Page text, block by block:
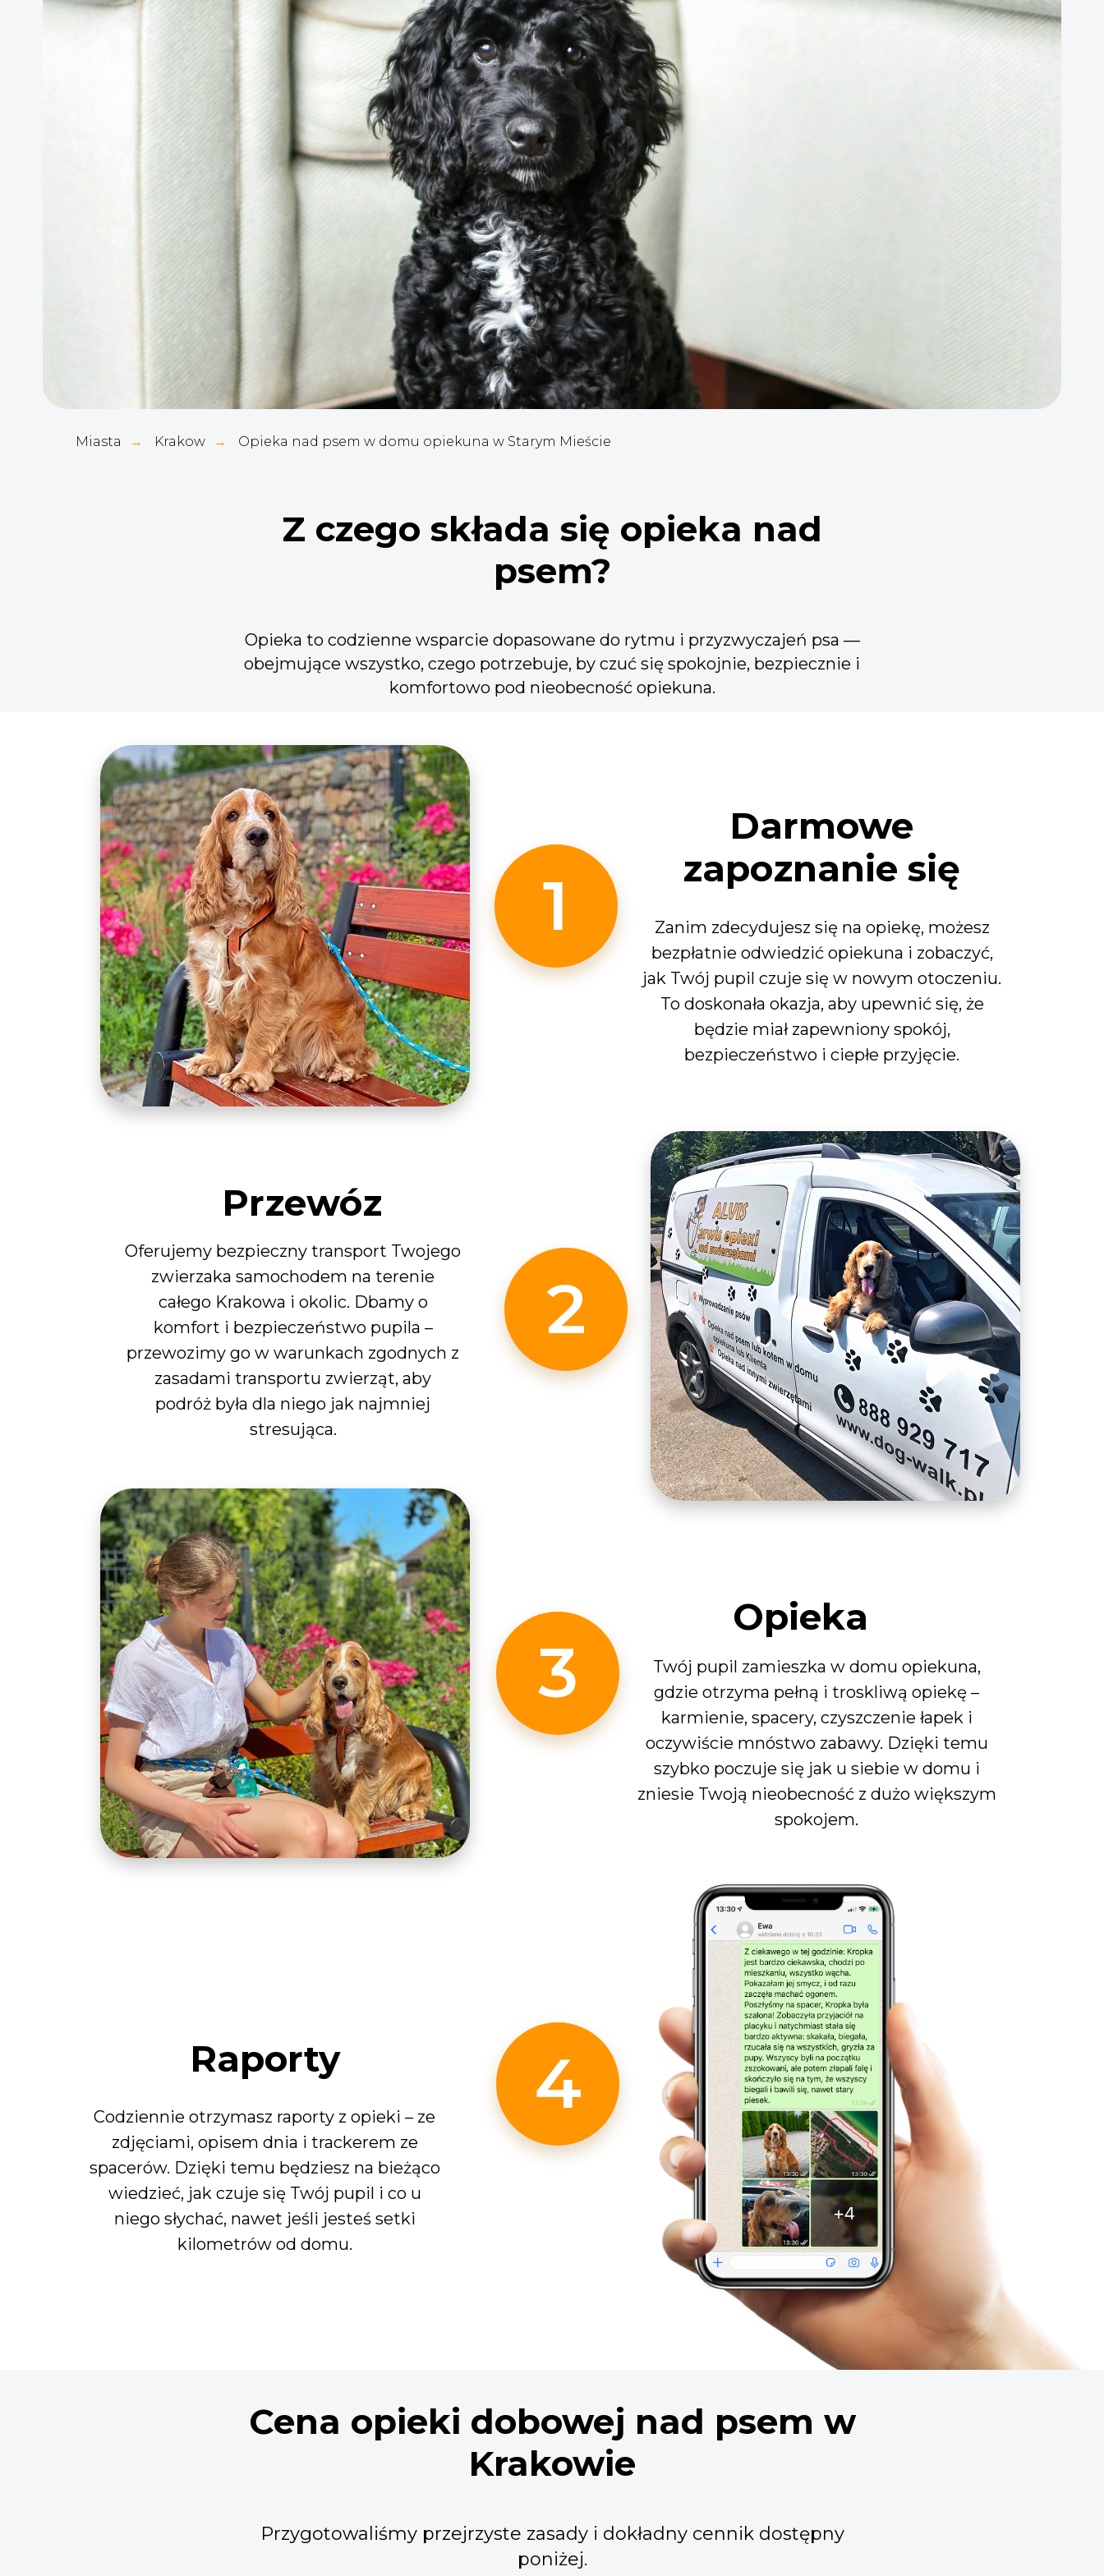
Miasta → Krakow → Opieka nad psem w domu opiekuna w Starym Mieście
Z czego składa się opieka nad
psem?
Opieka to codzienne wsparcie dopasowane do rytmu i przyzwyczajeń psa —
obejmujące wszystko, czego potrzebuje, by czuć się spokojnie, bezpiecznie i
komfortowo pod nieobecność opiekuna.
1
Darmowe
zapoznanie się
Zanim zdecydujesz się na opiekę, możesz
bezpłatnie odwiedzić opiekuna i zobaczyć,
jak Twój pupil czuje się w nowym otoczeniu.
To doskonała okazja, aby upewnić się, że
będzie miał zapewniony spokój,
bezpieczeństwo i ciepłe przyjęcie.
2
Przewóz
Oferujemy bezpieczny transport Twojego
zwierzaka samochodem na terenie
całego Krakowa i okolic. Dbamy o
komfort i bezpieczeństwo pupila –
przewozimy go w warunkach zgodnych z
zasadami transportu zwierząt, aby
podróż była dla niego jak najmniej
stresująca.
3
Twój pupil zamieszka w domu opiekuna,
gdzie otrzyma pełną i troskliwą opiekę –
karmienie, spacery, czyszczenie łapek i
oczywiście mnóstwo zabawy. Dzięki temu
szybko poczuje się jak u siebie w domu i
zniesie Twoją nieobecność z dużo większym
spokojem.
Opieka
Codziennie otrzymasz raporty z opieki – ze
zdjęciami, opisem dnia i trackerem ze
spacerów. Dzięki temu będziesz na bieżąco
wiedzieć, jak czuje się Twój pupil i co u
niego słychać, nawet jeśli jesteś setki
kilometrów od domu.
Raporty 4
Cena opieki dobowej nad psem w
Krakowie
Przygotowaliśmy przejrzyste zasady i dokładny cennik dostępny
poniżej.